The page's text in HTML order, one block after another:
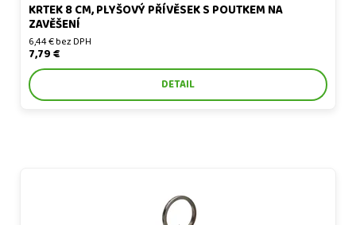
KRTEK 8 CM, PLYŠOVÝ PŘÍVĚSEK S POUTKEM NA
ZAVĚŠENÍ
6,44 € bez DPH
7,79 €
DETAIL
Krtek 6 cm, plyšový přívěsek na kroužku